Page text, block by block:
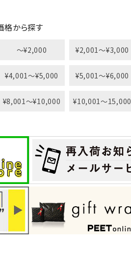
格から探す
〜¥2,000 ¥2,001〜¥3,000
¥4,001〜¥5,000 ¥5,001〜¥6,000
¥8,001〜¥10,000 ¥10,001〜15,000